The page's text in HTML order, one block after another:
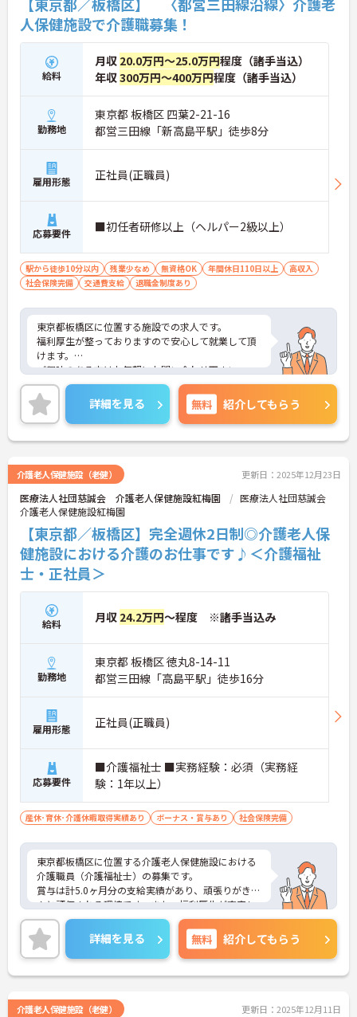
【東京都／板橋区】 〈都営三田線沿線〉介護老
人保健施設で介護職募集！
給料
月収 20.0万円～25.0万円程度（諸手当込）
年収300万円～400万円程度（諸手当込）
勤務地
東京都 板橋区 四葉2-21-16
都営三田線「新高島平駅」徒歩8分
雇用形態 正社員(正職員)
応募要件 ■初任者研修以上（ヘルパー2級以上）
駅から徒歩10分以内 残業少なめ 無資格OK 年間休日110日以上
高収入
社会保険完備
交通費支給 退職金制度あり
東京都板橋区に位置する施設での求人です。
福利厚生が整っておりますので安心して就業して頂
けます。
ご興味のある方はお気軽にお問い合わせ下さい。
詳細を見る 無料 紹介してもらう
介護老人保健施設（老健） 更新日：2025年12月23日
医療法人社団慈誠会 介護老人保健施設紅梅園
医療法人社団慈誠会
介護老人保健施設紅梅園
【東京都／板橋区】完全週休2日制◎介護老人保
健施設における介護のお仕事です♪＜介護福祉
士・正社員＞
給料 月収 24.2万円～程度 ※諸手当込み
勤務地
東京都 板橋区 徳丸8-14-11
都営三田線「高島平駅」徒歩16分
雇用形態 正社員(正職員)
応募要件
■介護福祉士 ■実務経験：必須（実務経
験：1年以上）
産休･育休･介護休暇取得実績あり ボーナス・賞与あり 社会保険完備
東京都板橋区に位置する介護老人保健施設における
介護職員（介護福祉士）の募集です。
賞与は計5.0ヶ月分の支給実績があり、頑張りがきち
んと評価される環境です。また、福利厚生が充実し
ています。働きやすい環境が整っており、安心して
長くご勤務いただけます。
ご興味のある方には、面接対策ポイントなど、さら
に詳細をご案内しますのでお気軽にご相談くださ
い！
詳細を見る 無料 紹介してもらう
介護老人保健施設（老健） 更新日：2025年12月11日